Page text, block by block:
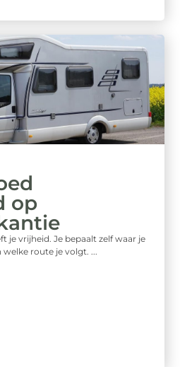
op
je vrijheid. Je bepaalt zelf waar je
route je volgt. ...